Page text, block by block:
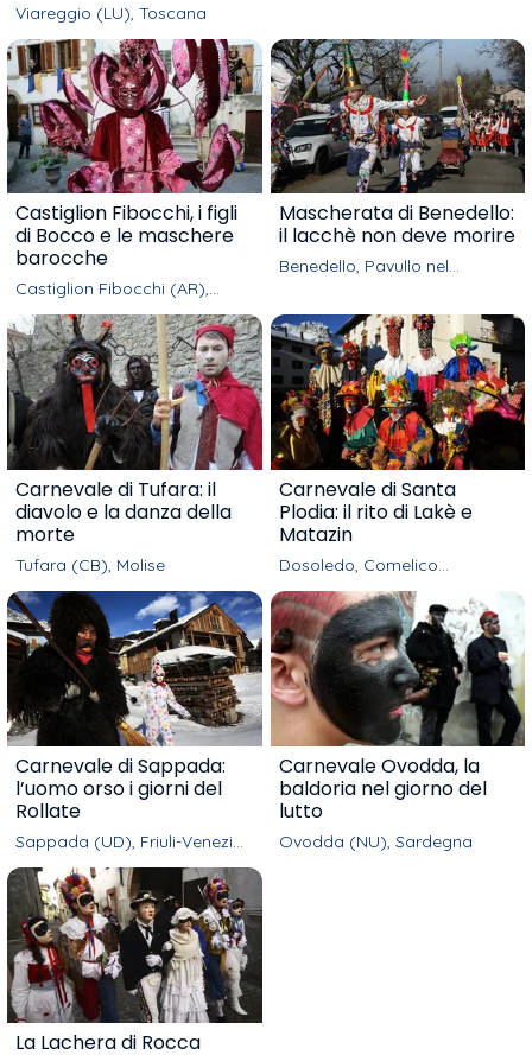
Viareggio (LU), Toscana
Castiglion Fibocchi (AR),
Castiglion Fibocchi, i figli
di Bocco e le maschere
barocche
Benedello, Pavullo nel
Mascherata di Benedello:
il lacchè non deve morire
Tufara (CB), Molise
Carnevale di Tufara: il
diavolo e la danza della
morte
Dosoledo, Comelico
Carnevale di Santa
Plodia: il rito di Lakè e
Matazin
Sappada (UD), Friuli-Venezia
Carnevale di Sappada:
l’uomo orso i giorni del
Rollate
Ovodda (NU), Sardegna
Carnevale Ovodda, la
baldoria nel giorno del
lutto
La Lachera di Rocca